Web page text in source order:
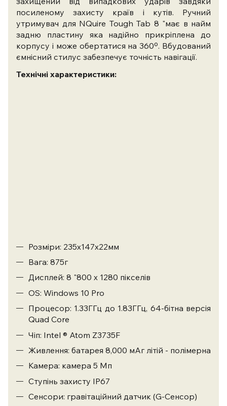
посиленому захисту країв і кутів. Ручний
утримувач для NQuire Tough Tab 8 "має в найм
задню пластину яка надійно прикріплена до
корпусу і може обертатися на 360º. Вбудований
ємнісний стилус забезпечує точність навігації.
Технічні характеристики:
Розміри: 235х147х22мм
Вага: 875г
Дисплей: 8 "800 x 1280 пікселів
OS: Windows 10 Pro
Процесор: 1.33ГГц до 1.83ГГц, 64-бітна версія
Quad Core
Чіп: Intel ® Atom Z3735F
Живлення: батарея 8,000 мАг літій - полімерна
Камера: камера 5 Мп
Ступінь захисту IP67
Сенсори: гравітаційний датчик (G-Сенсор)